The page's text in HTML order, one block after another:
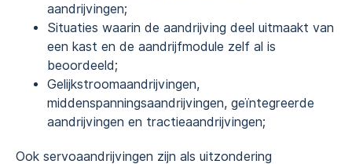
aandrijvingen;
Situaties waarin de aandrijving deel uitmaakt van
een kast en de aandrijfmodule zelf al is
beoordeeld;
Gelijkstroomaandrijvingen,
middenspanningsaandrijvingen, geïntegreerde
aandrijvingen en tractieaandrijvingen;
Ook servoaandrijvingen zijn als uitzondering